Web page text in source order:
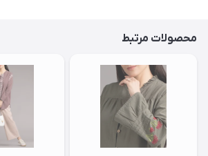
محصولات مرتبط